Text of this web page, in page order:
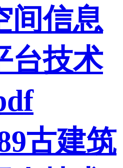
间信息
台技术
古建筑